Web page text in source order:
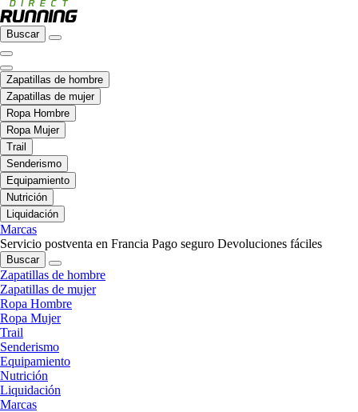
Buscar
Zapatillas de hombre
Zapatillas de mujer
Ropa Hombre
Ropa Mujer
Trail
Senderismo
Equipamiento
Nutrición
Liquidación
Marcas
Servicio postventa en Francia Pago seguro Devoluciones fáciles
Buscar
Zapatillas de hombre
Zapatillas de mujer
Ropa Hombre
Ropa Mujer
Trail
Senderismo
Equipamiento
Nutrición
Liquidación
Marcas